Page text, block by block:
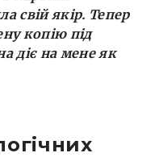
свій якір. Тепер
копію під
діє на мене як